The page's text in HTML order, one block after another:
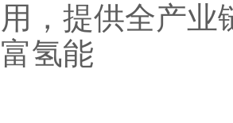
，提供全产业
氢能